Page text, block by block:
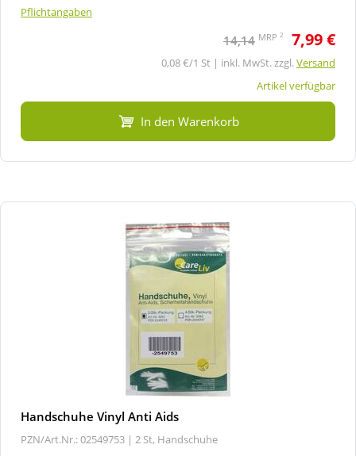
Pflichtangaben
14,14 MRP 2 7,99 €
0,08 €/1 St | inkl. MwSt. zzgl.Versand
Artikel verfügbar
In den Warenkorb
Handschuhe Vinyl Anti Aids
PZN/Art.Nr.: 02549753 | 2 St, Handschuhe